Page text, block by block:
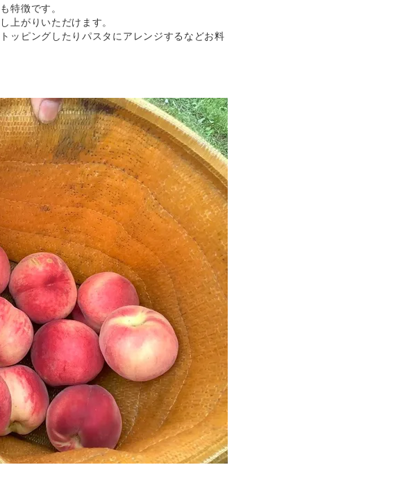
特徴です。
上がりいただけます。
ッピングしたりパスタにアレンジするなどお料